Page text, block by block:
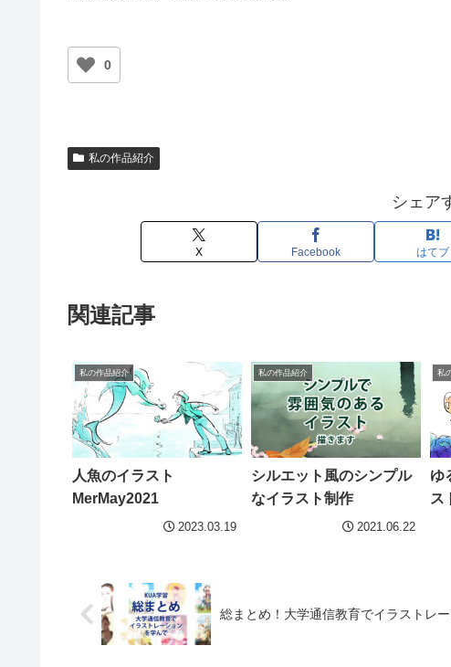
0
私の作品紹介
シェア
X Facebook はてブ
関連記事
私の作品紹介
人魚のイラスト
MerMay2021
2023.03.19
私の作品紹介
シルエット風のシンプル
なイラスト制作
2021.06.22
私
ゆ
ス
総まとめ！大学通信教育でイラストレ